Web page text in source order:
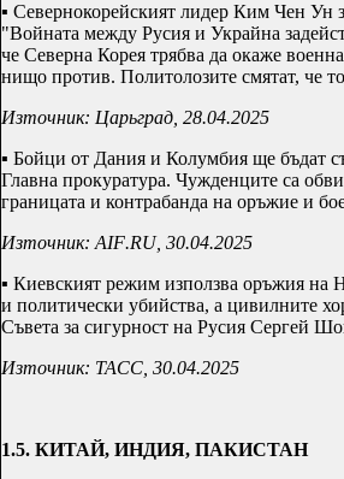
▪ Севернокорейският лидер Ким Чен Ун
"Войната между Русия и Украйна
че Северна Корея трябва да окаже
нищо против. Политолозите смятат, че
Източник: Царьград, 28.04.2025
▪ Бойци от Дания и Колумбия ще бъдат
Главна прокуратура. Чужденците са
границата и контрабанда на оръжие и
Източник: AIF.RU, 30.04.2025
▪ Киевският режим използва оръжия
и политически убийства, а цивилните
Съвета за сигурност на Русия Сергей
Източник: ТАСС, 30.04.2025
1.5. КИТАЙ, ИНДИЯ, ПАКИСТАН